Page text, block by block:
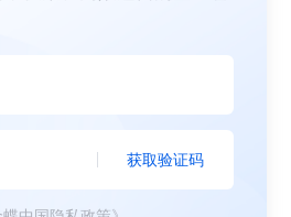
获取验证码